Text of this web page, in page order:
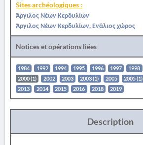
Sites archéologiques :
Άργιλος Νέων Κερδυλίων
Άργιλος Νέων Κερδυλίων, Ενάλιος χώρος
Notices et opérations liées
1984 1992 1994 1995 1996 1997 1998
2000 (1)
2002 2003 2003 (1) 2005 2005 (1)
2013
2014 2015 2016 2018 2019
Description